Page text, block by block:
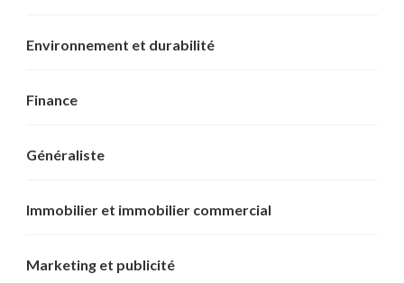
Environnement et durabilité
Finance
Généraliste
Immobilier et immobilier commercial
Marketing et publicité